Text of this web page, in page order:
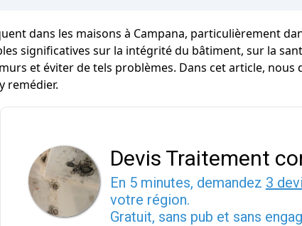
dans les maisons à Campana, particulièrement
significatives sur la intégrité du bâtiment, sur la
et éviter de tels problèmes. Dans cet article,
remédier.
Devis Traitement
En 5 minutes, demandez 3
votre région.
Gratuit, sans pub et sans